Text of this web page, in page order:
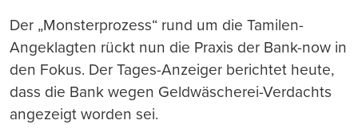
Der „Monsterprozess“ rund um die Tamilen-
Angeklagten rückt nun die Praxis der Bank-now in
den Fokus. Der Tages-Anzeiger berichtet heute,
dass die Bank wegen Geldwäscherei-Verdachts
angezeigt worden sei.